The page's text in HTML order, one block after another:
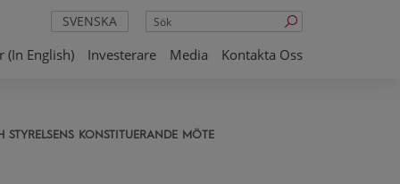
SVENSKA
Sök
(in English) Investerare Media Kontakta Oss
KONSTITUERANDE MÖTE